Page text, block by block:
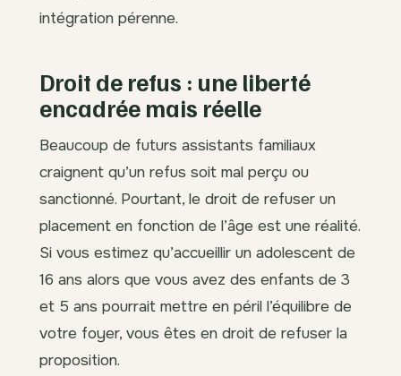
intégration pérenne.
Droit de refus : une liberté
encadrée mais réelle
Beaucoup de futurs assistants familiaux
craignent qu’un refus soit mal perçu ou
sanctionné. Pourtant, le droit de refuser un
placement en fonction de l’âge est une réalité.
Si vous estimez qu’accueillir un adolescent de
16 ans alors que vous avez des enfants de 3
et 5 ans pourrait mettre en péril l’équilibre de
votre foyer, vous êtes en droit de refuser la
proposition.